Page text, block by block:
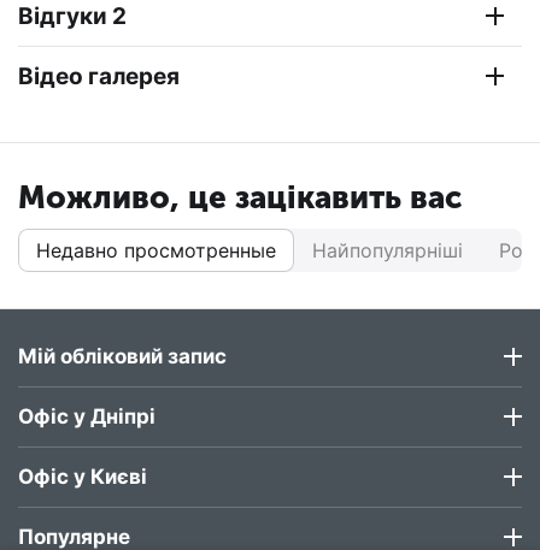
Відгуки 2
Відео галерея
Можливо, це зацікавить вас
Недавно просмотренные Найпопулярніші
Мій обліковий запис
Офіс у Дніпрі
Офіс у Києві
Популярне